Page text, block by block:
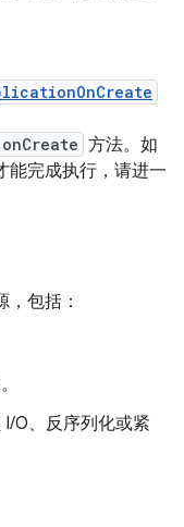
方法。如
能完成执行，请进一
包括：
O、反序列化或紧